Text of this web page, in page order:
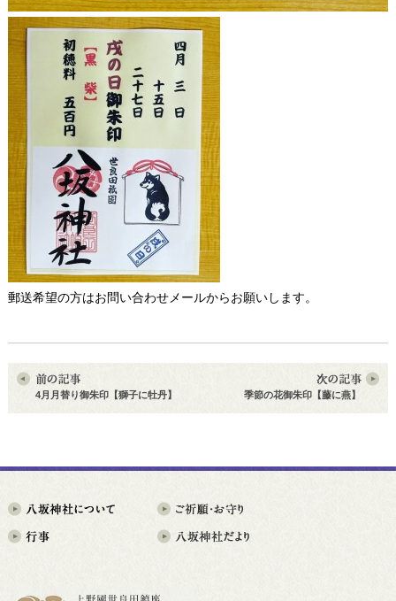
郵送希望の方はお問い合わせメールからお願いします。
4月月替り御朱印【獅子に牡丹】 季節の花御朱印【藤に燕】